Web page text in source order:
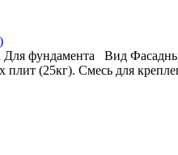
Для фундамента Вид
плит (25кг). Смесь для